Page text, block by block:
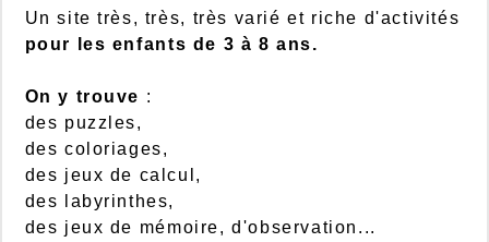
Un site très, très, très varié et riche d'activités
pour les enfants de 3 à 8 ans.
On y trouve :
des puzzles,
des coloriages,
des jeux de calcul,
des labyrinthes,
des jeux de mémoire, d'observation...